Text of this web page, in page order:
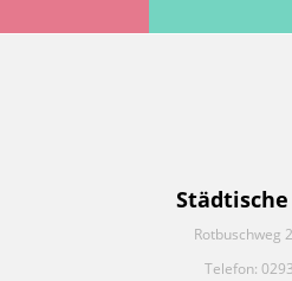
Rotbuschweg
Telefon: